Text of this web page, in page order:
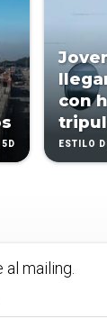
con
ESTILO
mailing.